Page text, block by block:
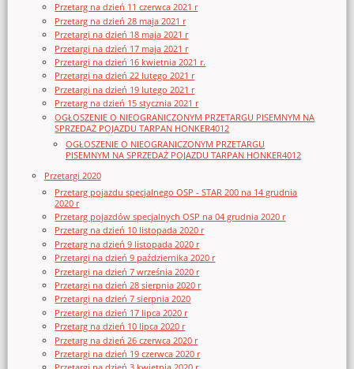
Przetarg na dzień 11 czerwca 2021 r
Przetarg na dzień 28 maja 2021 r
Przetargi na dzień 18 maja 2021 r
Przetargi na dzień 17 maja 2021 r
Przetargi na dzień 16 kwietnia 2021 r.
Przetargi na dzień 22 lutego 2021 r
Przetargi na dzień 19 lutego 2021 r
Przetarg na dzień 15 stycznia 2021 r
OGŁOSZENIE O NIEOGRANICZONYM PRZETARGU PISEMNYM NA
SPRZEDAŻ POJAZDU TARPAN HONKER4012
OGŁOSZENIE O NIEOGRANICZONYM PRZETARGU
PISEMNYM NA SPRZEDAŻ POJAZDU TARPAN HONKER4012
Przetargi 2020
Przetarg pojazdu specjalnego OSP - STAR 200 na 14 grudnia
2020 r
Przetarg pojazdów specjalnych OSP na 04 grudnia 2020 r
Przetarg na dzień 10 listopada 2020 r
Przetarg na dzień 9 listopada 2020 r
Przetargi na dzień 9 października 2020 r
Przetargi na dzień 7 września 2020 r
Przetargi na dzień 28 sierpnia 2020 r
Przetargi na dzień 7 sierpnia 2020
Przetargi na dzień 17 lipca 2020 r
Przetarg na dzień 10 lipca 2020 r
Przetarg na dzień 26 czerwca 2020 r
Przetargi na dzień 19 czerwca 2020 r